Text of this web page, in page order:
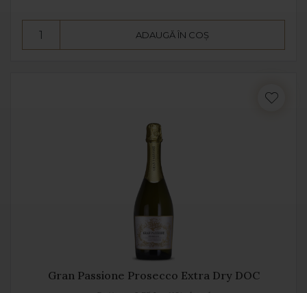
ADAUGĂ ÎN COȘ
Gran Passione Prosecco Extra Dry DOC